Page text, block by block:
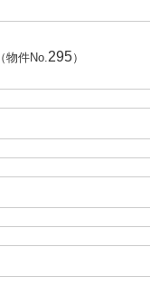
（物件No.295）